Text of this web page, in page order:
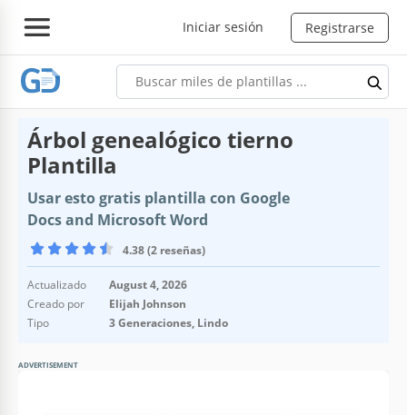
Iniciar sesión Registrarse
Árbol genealógico tierno
Plantilla
Usar esto gratis plantilla con Google
Docs and Microsoft Word
4.38 (2 reseñas)
Actualizado
August 4, 2026
Creado por
Elijah Johnson
Tipo
3 Generaciones, Lindo
ADVERTISEMENT